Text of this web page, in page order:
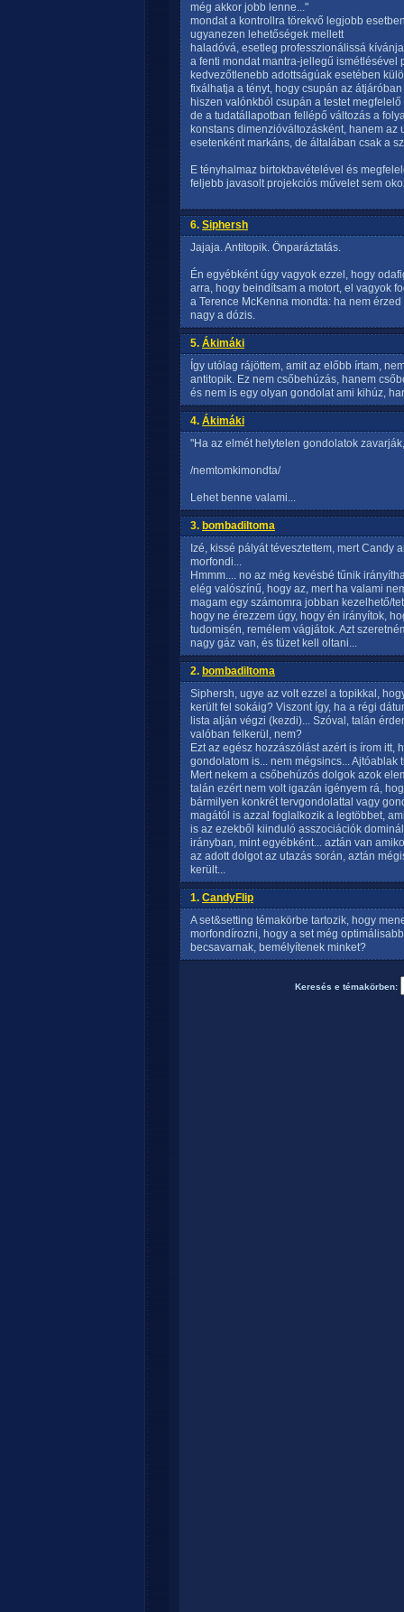
még akkor jobb lenne..."
mondat a kontrollra törekvő legjobb
ugyanezen lehetőségek mellett
haladóvá, esetleg professzionálissá
a fenti mondat mantra-jellegű ismétlésével
kedvezőtlenebb adottságúak esetében
fixálhatja a tényt, hogy csupán az
hiszen valónkból csupán a testet
de a tudatállapotban fellépő változás a
konstans dimenzióváltozásként, hanem
esetenként markáns, de általában csak a
E tényhalmaz birtokbavételével és
feljebb javasolt projekciós művelet sem
6. Siphersh
Jajaja. Antitopik. Önparáztatás.
Én egyébként úgy vagyok ezzel, hogy
arra, hogy beindítsam a motort, el vagyok
a Terence McKenna mondta: ha nem
nagy a dózis.
5. Ákimáki
Így utólag rájöttem, amit az előbb írtam,
antitopik. Ez nem csőbehúzás, hanem
és nem is egy olyan gondolat ami kihúz,
4. Ákimáki
"Ha az elmét helytelen gondolatok
/nemtomkimondta/
Lehet benne valami...
3. bombadiltoma
Izé, kissé pályát tévesztettem, mert Candy
morfondi...
Hmmm.... no az még kevésbé tűnik
elég valószínű, hogy az, mert ha valami
magam egy számomra jobban kezelhető/
hogy ne érezzem úgy, hogy én irányítok,
tudomisén, remélem vágjátok. Azt
nagy gáz van, és tüzet kell oltani...
2. bombadiltoma
Siphersh, ugye az volt ezzel a topikkal,
került fel sokáig? Viszont így, ha a régi
lista alján végzi (kezdi)... Szóval, talán
valóban felkerül, nem?
Ezt az egész hozzászólást azért is írom itt,
gondolatom is... nem mégsincs... Ajtóablak
Mert nekem a csőbehúzós dolgok azok
talán ezért nem volt igazán igényem rá,
bármilyen konkrét tervgondolattal vagy
magától is azzal foglalkozik a legtöbbet,
is az ezekből kiinduló asszociációk
irányban, mint egyébként... aztán van
az adott dolgot az utazás során, aztán
került...
1. CandyFlip
A set&setting témakörbe tartozik, hogy
morfondírozni, hogy a set még
becsavarnak, bemélyítenek minket?
Keresés e témakörben: